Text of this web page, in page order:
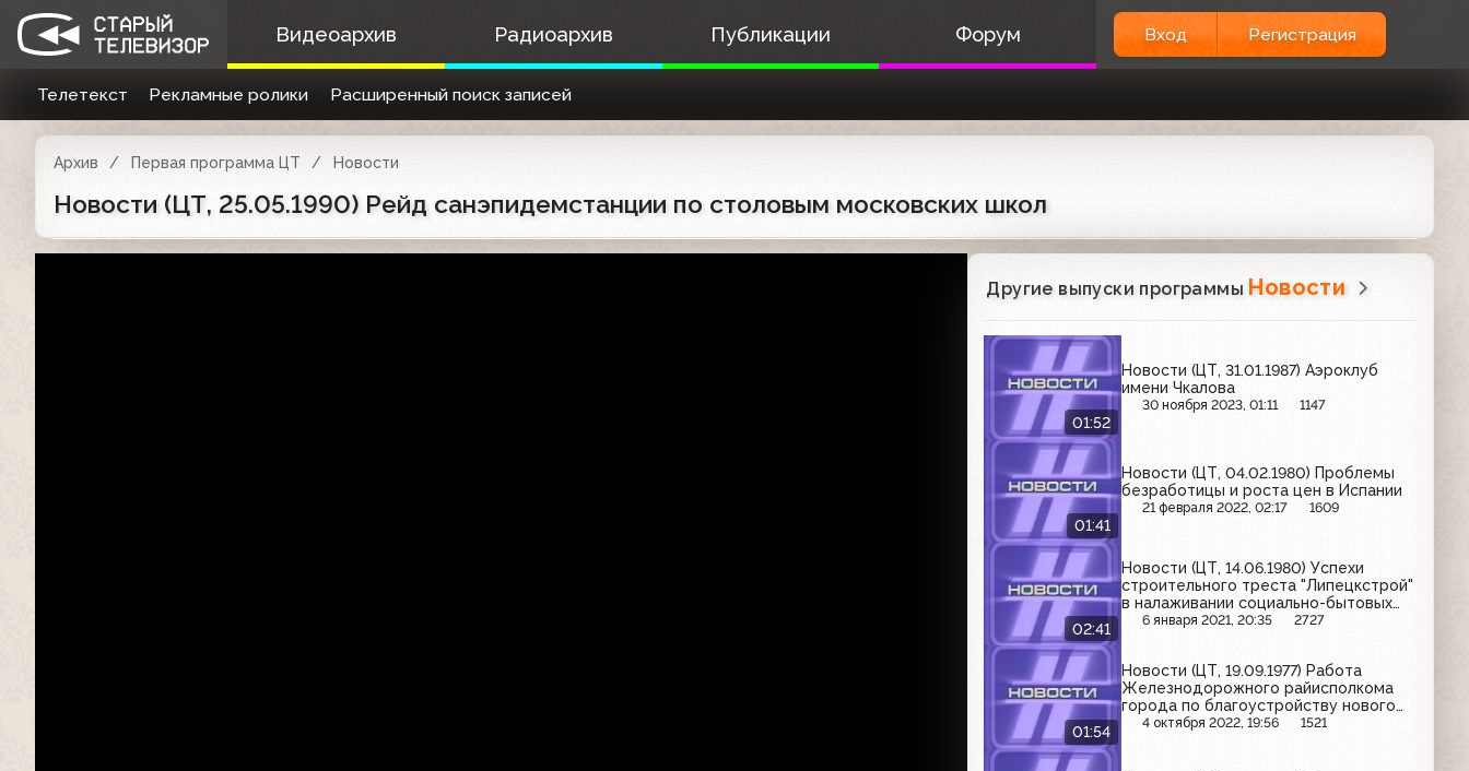
Видеоархив Радиоархив Публикации Форум Вход Регистрация
Телетекст Рекламные ролики Расширенный поиск записей
Архив Первая программа ЦТ Новости
Новости (ЦТ, 25.05.1990) Рейд санэпидемстанции по столовым московских школ
Другие выпуски программы Новости
01:52
Новости (ЦТ, 31.01.1987) Аэроклуб
имени Чкалова
30 ноября 2023, 01:11 1147
01:41
Новости (ЦТ, 04.02.1980) Проблемы
безработицы и роста цен в Испании
21 февраля 2022, 02:17 1609
02:41
Новости (ЦТ, 14.06.1980) Успехи
строительного треста "Липецкстрой"
в налаживании социально-бытовых
условий для своих работников
6 января 2021, 20:35 2727
01:54
Новости (ЦТ, 19.09.1977) Работа
Железнодорожного райисполкома
города по благоустройству нового
района
4 октября 2022, 19:56 1521